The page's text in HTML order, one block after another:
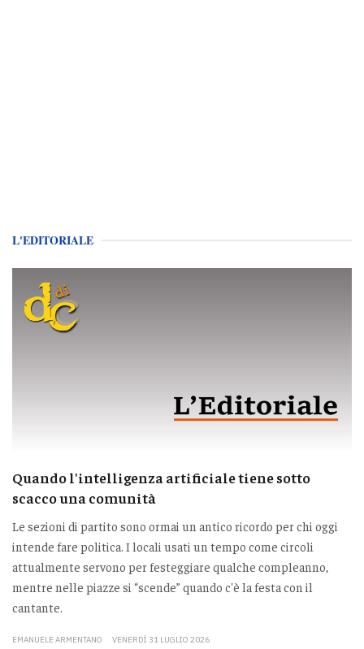
L'EDITORIALE
Quando l'intelligenza artificiale tiene sotto
scacco una comunità
Le sezioni di partito sono ormai un antico ricordo per chi oggi
intende fare politica. I locali usati un tempo come circoli
attualmente servono per festeggiare qualche compleanno,
mentre nelle piazze si “scende” quando c'è la festa con il
cantante.
EMANUELE ARMENTANO VENERDÌ 31 LUGLIO 2026